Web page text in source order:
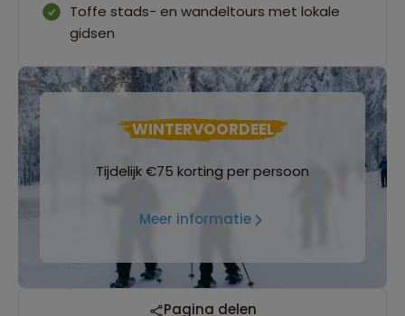
Toffe stads- en wandeltours met lokale
gidsen
WINTERVOORDEEL
Tijdelijk €75 korting per persoon
Meer informatie
Pagina delen